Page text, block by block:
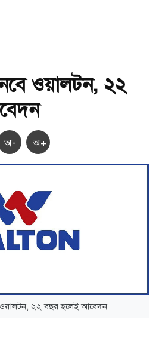
ওয়ালটন, ২২
অ- অ+
২২ বছর হলেই আবেদন